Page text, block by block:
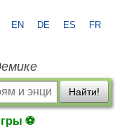
EN DE ES FR
Найти!
⚽